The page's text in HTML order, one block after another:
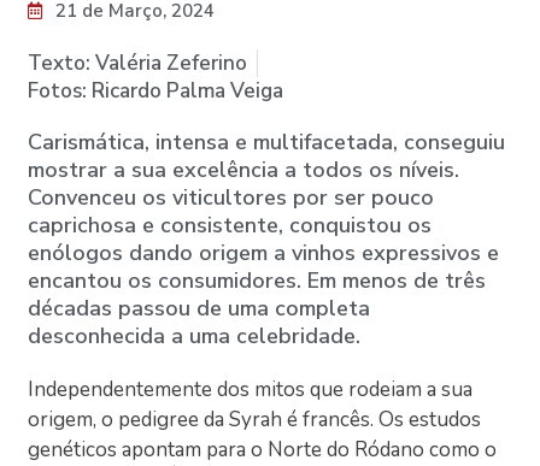
21 de Março, 2024
Texto: Valéria Zeferino
Fotos: Ricardo Palma Veiga
Carismática, intensa e multifacetada, conseguiu
mostrar a sua excelência a todos os níveis.
Convenceu os viticultores por ser pouco
caprichosa e consistente, conquistou os
enólogos dando origem a vinhos expressivos e
encantou os consumidores. Em menos de três
décadas passou de uma completa
desconhecida a uma celebridade.
Independentemente dos mitos que rodeiam a sua
origem, o pedigree da Syrah é francês. Os estudos
genéticos apontam para o Norte do Ródano como o